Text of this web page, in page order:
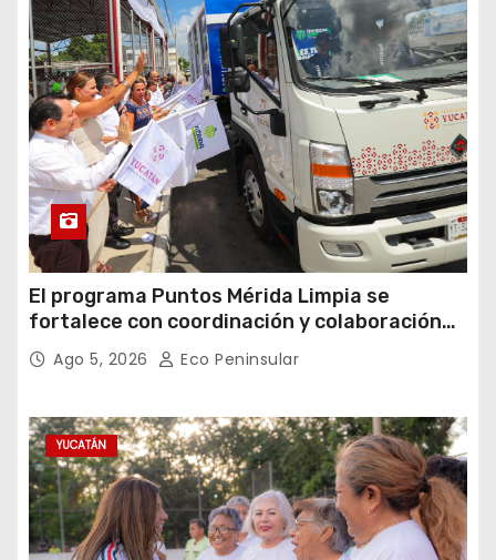
El programa Puntos Mérida Limpia se
fortalece con coordinación y colaboración
institucional.
Ago 5, 2026 Eco Peninsular
YUCATÁN